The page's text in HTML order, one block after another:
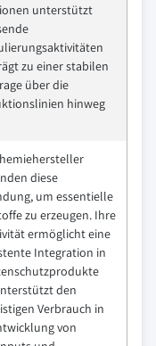
unterstützt
zu einer stabilen
über die
hinweg
diese
um essentielle
zu erzeugen. Ihre
ermöglicht eine
Integration in
den
Verbrauch in
von